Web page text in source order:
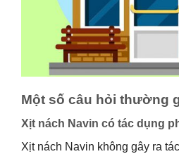
Một số câu hỏi thường
Xịt nách Navin có tác dụng
Xịt nách Navin không gây ra